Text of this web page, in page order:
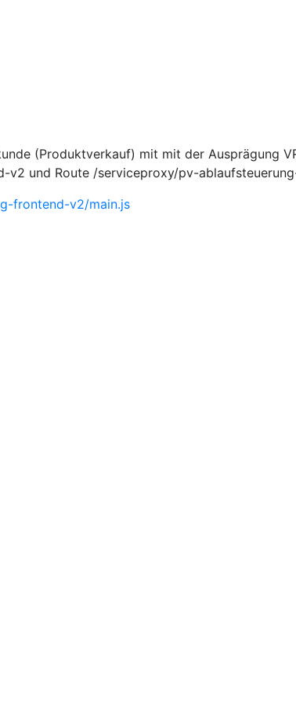
(Produktverkauf) mit mit der Ausprägung
v2 und Route /serviceproxy/pv-
frontend-v2/main.js